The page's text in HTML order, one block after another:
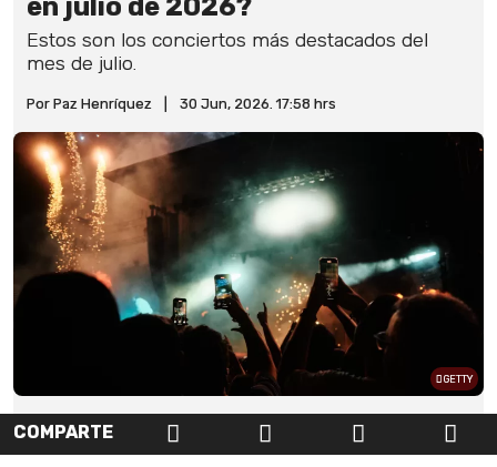
en julio de 2026?
Estos son los conciertos más destacados del
mes de julio.
Por Paz Henríquez 30 Jun, 2026. 17:58 hrs
GETTY
COMPARTE